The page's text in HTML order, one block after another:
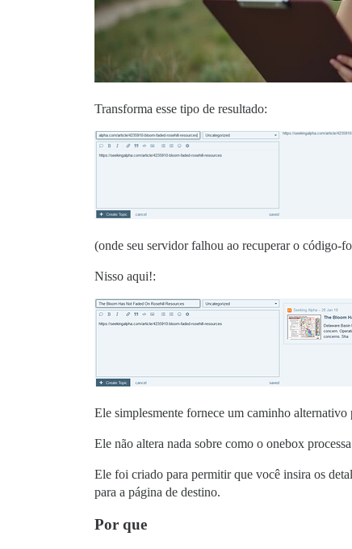
Transforma esse tipo de resultado:
(onde seu servidor falhou ao recuperar o código-
Nisso aqui!:
Ele simplesmente fornece um caminho
Ele não altera nada sobre como o onebox
Ele foi criado para permitir que você insira os
para a página de destino.
Por que